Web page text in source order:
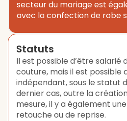
secteur du mariage est
avec la confection de robe
Statuts
Il est possible d’être salarié
couture, mais il est possible
indépendant, sous le statut
dernier cas, outre la
mesure, il y a également
retouche ou de reprise.